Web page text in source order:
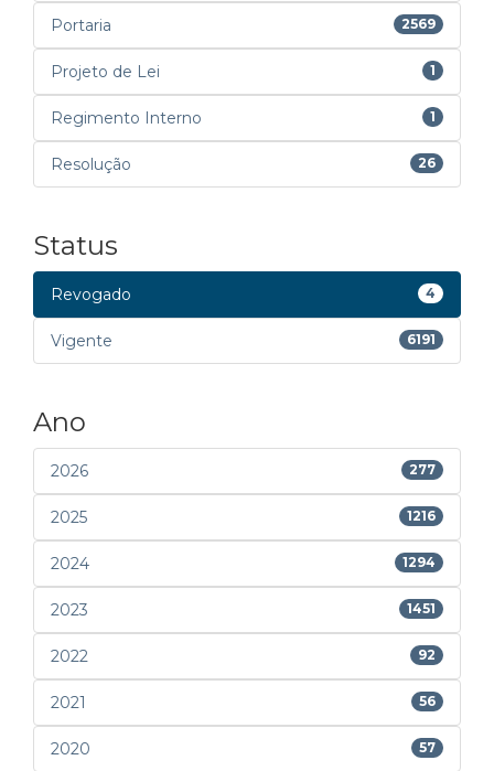
Portaria 2569
Projeto de Lei 1
Regimento Interno 1
Resolução 26
Status
Revogado 4
Vigente 6191
Ano
2026 277
2025 1216
2024 1294
2023 1451
2022 92
2021 56
2020 57